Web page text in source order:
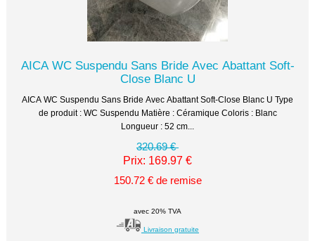
AICA WC Suspendu Sans Bride Avec Abattant Soft-
Close Blanc U
AICA WC Suspendu Sans Bride Avec Abattant Soft-Close Blanc U Type
de produit : WC Suspendu Matière : Céramique Coloris : Blanc
Longueur : 52 cm...
320.69 €
Prix: 169.97 €
150.72 € de remise
avec 20% TVA
Livraison gratuite